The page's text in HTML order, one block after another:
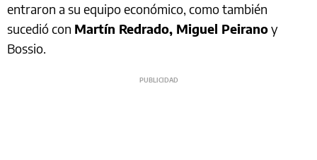
entraron a su equipo económico, como también
sucedió con Martín Redrado, Miguel Peiranoy
Bossio.